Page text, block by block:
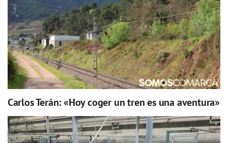
Carlos Terán: «Hoy coger un tren es una aventura»